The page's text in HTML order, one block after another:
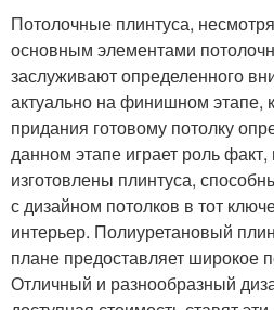
Потолочные плинтуса,
основным элементами
заслуживают определенного
актуально на финишном этапе,
придания готовому потолку
данном этапе играет роль факт,
изготовлены плинтуса,
с дизайном потолков в тот
интерьер. Полиуретановый
плане предоставляет широкое
Отличный и разнообразный